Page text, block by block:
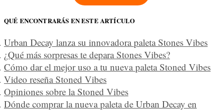
QUÉ ENCONTRARÁS EN ESTE ARTÍCULO
Urban Decay lanza su innovadora paleta Stones Vibes
¿Qué más sorpresas te depara Stones Vibes?
Cómo dar el mejor uso a tu nueva paleta Stoned Vibes
Video reseña Stoned Vibes
Opiniones sobre la Stoned Vibes
Dónde comprar la nueva paleta de Urban Decay en